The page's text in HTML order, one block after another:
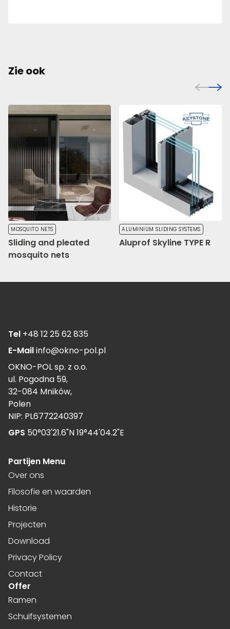
Zie ook
MOSQUITO NETS
Sliding and pleated
mosquito nets
ALUMINIUM SLIDING SYSTEMS
Aluprof Skyline TYPE R
Tel +48 12 25 62 835
E-Mailinfo@okno-pol.pl
OKNO-POL sp. z o.o.
ul. Pogodna 59,
32-084 Mników,
Polen
NIP: PL6772240397
GPS 50°03'21.6"N 19°44'04.2"E
Partijen Menu
Over ons
Filosofie en waarden
Historie
Projecten
Download
Privacy Policy
Contact
Offer
Ramen
Schuifsystemen